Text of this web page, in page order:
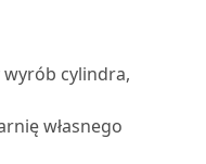
wyrób cylindra,
własnego